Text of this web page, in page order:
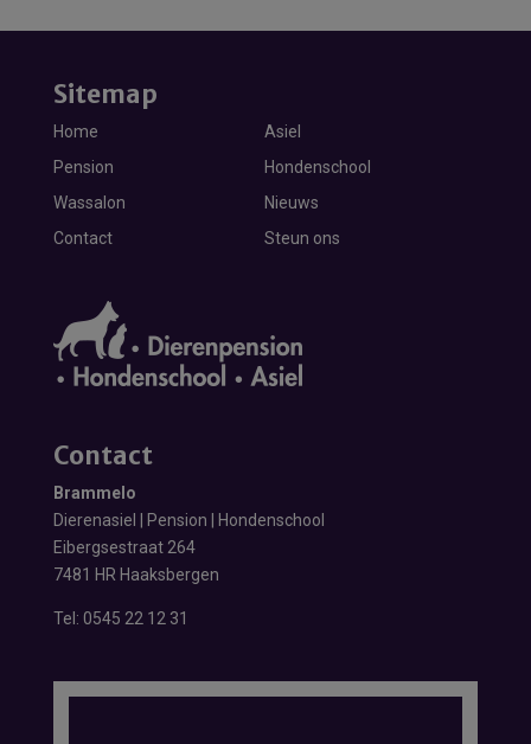
Sitemap
Home
Asiel
Pension
Hondenschool
Wassalon
Nieuws
Contact
Steun ons
Contact
Brammelo
Dierenasiel | Pension | Hondenschool
Eibergsestraat 264
7481 HR Haaksbergen
Tel: 0545 22 12 31